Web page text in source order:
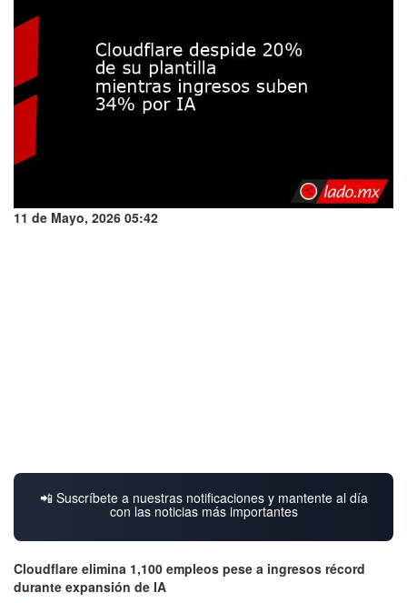
11 de Mayo, 2026 05:42
📲 Suscríbete a nuestras notificaciones y mantente al día
con las noticias más importantes
Cloudflare elimina 1,100 empleos pese a ingresos récord
durante expansión de IA